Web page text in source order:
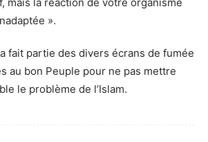
».
fait partie des divers écrans de fumée
au bon Peuple pour ne pas mettre
le problème de l’Islam.